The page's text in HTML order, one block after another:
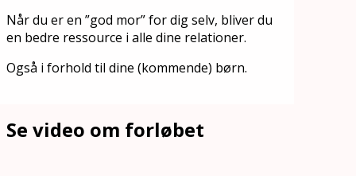
Når du er en ”god mor” for dig selv, bliver du
en bedre ressource i alle dine relationer.
Også i forhold til dine (kommende) børn.
Se video om forløbet